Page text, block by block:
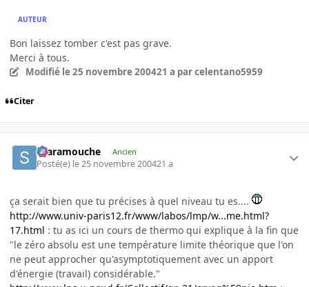
AUTEUR
Bon laissez tomber c'est pas grave.
Merci à tous.
Modifié le 25 novembre 200421 a par celentano5959
Citer
Scaramouche Ancien
Posté(e) le 25 novembre 200421 a
ça serait bien que tu précises à quel niveau tu es....
http://www.univ-paris12.fr/www/labos/lmp/w...me.html?
17.html : tu as ici un cours de thermo qui explique à la fin que
"le zéro absolu est une température limite théorique que l'on
ne peut approcher qu'asymptotiquement avec un apport
d'énergie (travail) considérable."